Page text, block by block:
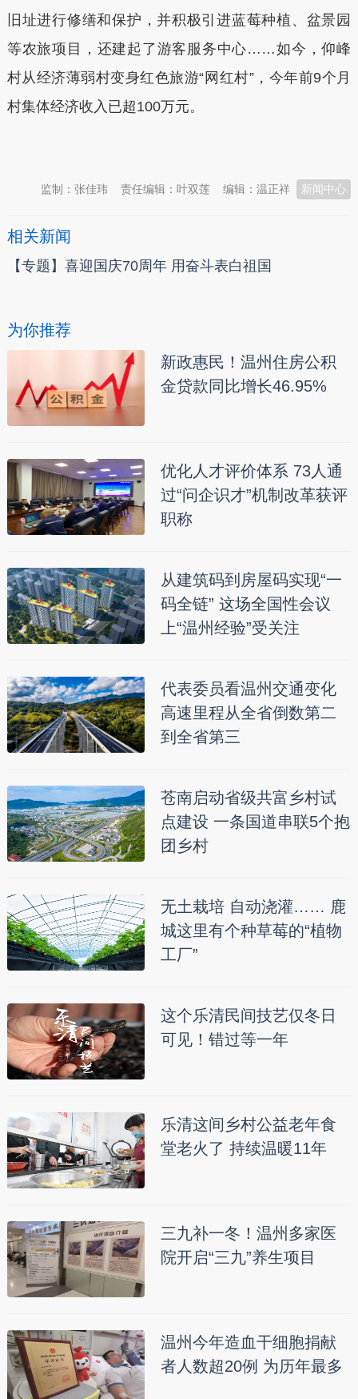
旧址进行修缮和保护，并积极引进蓝莓种植、盆景园
等农旅项目，还建起了游客服务中心……如今，仰峰
村从经济薄弱村变身红色旅游“网红村”，今年前9个月
村集体经济收入已超100万元。
新闻中心
编辑：温正祥
责任编辑：叶双莲
监制：张佳玮
相关新闻
【专题】喜迎国庆70周年 用奋斗表白祖国
为你推荐
新政惠民！温州住房公积
金贷款同比增长46.95%
优化人才评价体系 73人通
过“问企识才”机制改革获评
职称
从建筑码到房屋码实现“一
码全链” 这场全国性会议
上“温州经验”受关注
代表委员看温州交通变化
高速里程从全省倒数第二
到全省第三
苍南启动省级共富乡村试
点建设 一条国道串联5个抱
团乡村
无土栽培 自动浇灌…… 鹿
城这里有个种草莓的“植物
工厂”
这个乐清民间技艺仅冬日
可见！错过等一年
乐清这间乡村公益老年食
堂老火了 持续温暖11年
三九补一冬！温州多家医
院开启“三九”养生项目
温州今年造血干细胞捐献
者人数超20例 为历年最多